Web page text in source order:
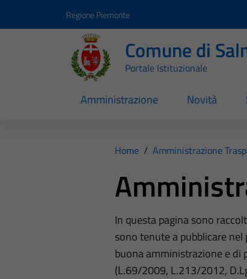
Regione Piemonte
Comune di
Portale Istituzionale
Amministrazione Novità
Home / Amministrazione
In questa pagina sono
sono tenute a pubblicare
buona amministrazione e di
(L.69/2009, L.213/2012,